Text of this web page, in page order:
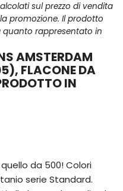
sul prezzo di vendita
promozione. Il prodotto
quanto rappresentato in
AMSTERDAM
FLACONE DA
IN
da 500! Colori
serie Standard.